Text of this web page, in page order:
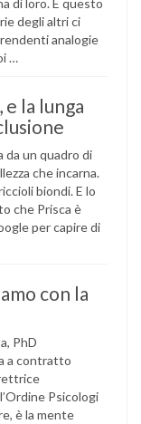
di loro. E questo
degli altri ci
analogie
…
la lunga
da un quadro di
che incarna.
biondi. E lo
che Prisca è
per capire di
con la
PhD
a contratto
Psicologi
è la mente